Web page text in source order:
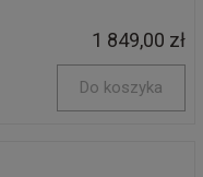
1 849,00 zł
Do koszyka